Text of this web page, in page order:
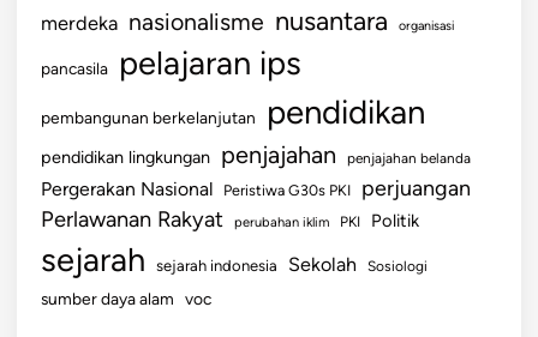
merdeka nasionalisme nusantara organisasi
pancasila pelajaran ips
pembangunan berkelanjutan pendidikan
pendidikan lingkungan penjajahan penjajahan belanda
Pergerakan Nasional Peristiwa G30s PKI perjuangan
Perlawanan Rakyat perubahan iklim PKI Politik
sejarah sejarah indonesia Sekolah Sosiologi
sumber daya alam voc